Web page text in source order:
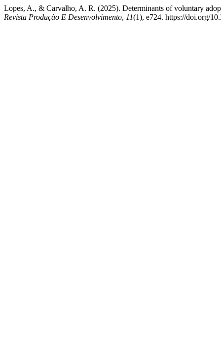
Lopes, A., & Carvalho, A. R. (2025). Determinants of voluntary
Revista Produção E Desenvolvimento, 11(1), e724. https://doi.org/